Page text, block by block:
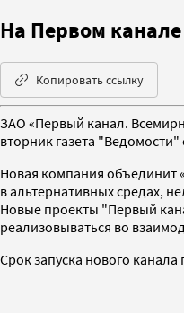
На Первом
Копировать ссылку
ЗАО «Первый канал.
вторник газета
Новая компания объединит
в альтернативных средах,
Новые проекты "Первый
реализовываться во
Срок запуска нового